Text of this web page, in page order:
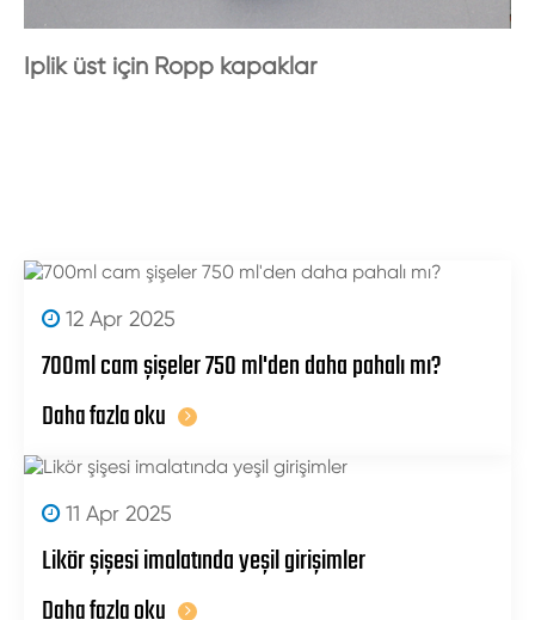
Iplik üst için Ropp kapaklar
12 Apr 2025
700ml cam şişeler 750 ml'den daha pahalı mı?
Daha fazla oku
11 Apr 2025
Likör şişesi imalatında yeşil girişimler